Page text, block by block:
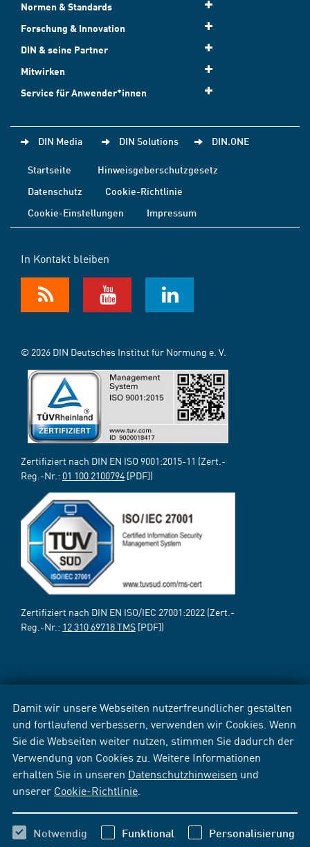
Damit wir unsere Webseiten nutzerfreundlicher gestalten
und fortlaufend verbessern, verwenden wir Cookies. Wenn
Sie die Webseiten weiter nutzen, stimmen Sie dadurch der
Verwendung von Cookies zu. Weitere Informationen
erhalten Sie in unseren Datenschutzhinweisen und
unserer Cookie-Richtlinie
Notwendig Funktional Personalisierung
Normen & Standards
Forschung & Innovation
DIN & seine Partner
Mitwirken
Service für Anwender*innen
DIN Media DIN Solutions DIN.ONE
Startseite
Hinweisgeberschutzgesetz
Datenschutz
Cookie-Richtlinie
Cookie-Einstellungen
Impressum
In Kontakt bleiben
© 2026 DIN Deutsches Institut für Normung e. V.
Zertifiziert nach DIN EN ISO 9001:2015-11 (Zert.-
Reg.-Nr.: 01 100 2100794 [PDF])
Zertifiziert nach DIN EN ISO/IEC 27001:2022 (Zert.-
Reg.-Nr.: 12 310 69718 TMS [PDF])